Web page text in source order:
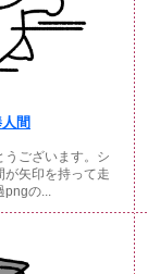
間
うございます。シ
が矢印を持って走
pngの...